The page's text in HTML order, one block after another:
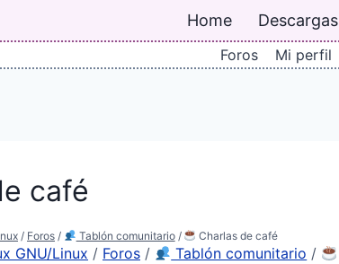
Home Descargas
Foros Mi perfil
café
/ Foros / Tablón comunitario/ Charlas de café
GNU/Linux / Foros / Tablón comunitario /